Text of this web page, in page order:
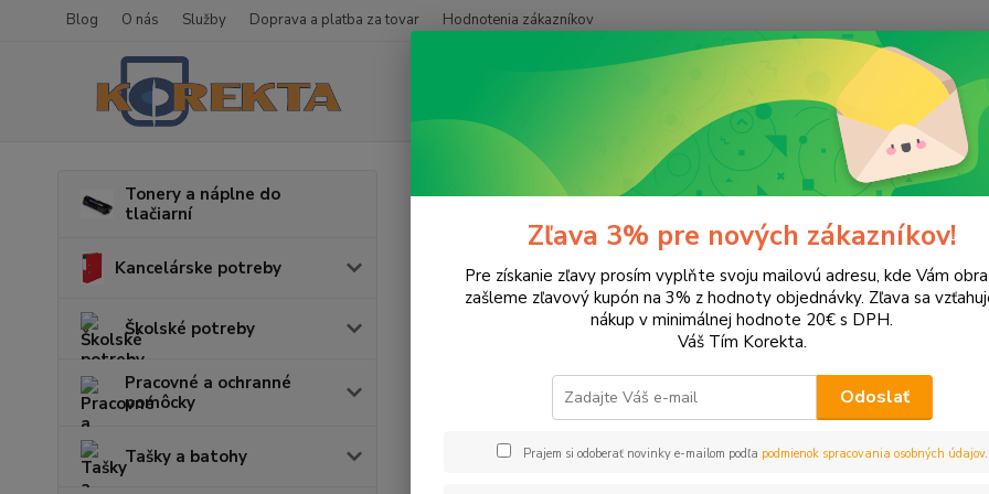
Blog O nás Služby Doprava a platba za tovar Hodnotenia zákazníkov
Tonery a náplne do
tlačiarní
Kancelárske potreby
Školské potreby
Pracovné a ochranné
pomôcky
Tašky a batohy
Tonery a náplne do tlačiarní Hewlett Packard HP Photosmart
Photosmart 7760
Upresniť parametre
EUR Od
Zľava 3% pre nových zákazníkov!
Pre získanie zľavy prosím vyplňte svoju mailovú adresu, kde Vám
zašleme zľavový kupón na 3% z hodnoty objednávky. Zľava sa
nákup v minimálnej hodnote 20€ s DPH.
Váš Tím Korekta.
Odoslať
Prajem si odoberať novinky e-mailom podľa podmienok spracovania osobných údajov.